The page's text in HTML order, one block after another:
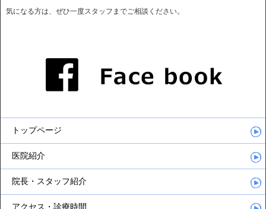
気になる方は、ぜひ一度スタッフまでご相談ください。
トップページ
医院紹介
院長・スタッフ紹介
アクセス・診療時間